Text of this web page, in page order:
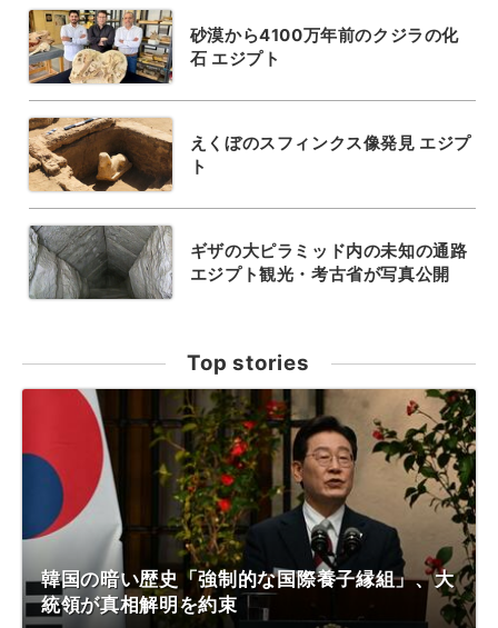
砂漠から4100万年前のクジラの化
石 エジプト
えくぼのスフィンクス像発見 エジプ
ト
ギザの大ピラミッド内の未知の通路
エジプト観光・考古省が写真公開
Top stories
韓国の暗い歴史「強制的な国際養子縁組」、大
統領が真相解明を約束